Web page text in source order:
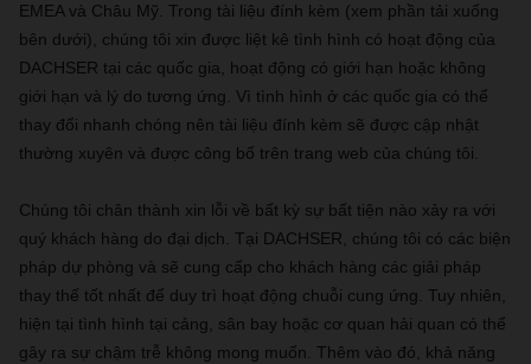
EMEA và Châu Mỹ. Trong tài liệu đính kèm (xem phần tải xuống
bên dưới), chúng tôi xin được liệt kê tình hình có hoạt động của
DACHSER tại các quốc gia, hoạt động có giới hạn hoặc không
giới hạn và lý do tương ứng. Vì tình hình ở các quốc gia có thể
thay đổi nhanh chóng nên tài liệu đính kèm sẽ được cập nhật
thường xuyên và được công bố trên trang web của chúng tôi.
Chúng tôi chân thành xin lỗi về bất kỳ sự bất tiện nào xảy ra với
quý khách hàng do đại dịch. Tại DACHSER, chúng tôi có các biện
pháp dự phòng và sẽ cung cấp cho khách hàng các giải pháp
thay thế tốt nhất để duy trì hoạt động chuỗi cung ứng. Tuy nhiên,
hiện tại tình hình tại cảng, sân bay hoặc cơ quan hải quan có thể
gây ra sự chậm trễ không mong muốn. Thêm vào đó, khả năng